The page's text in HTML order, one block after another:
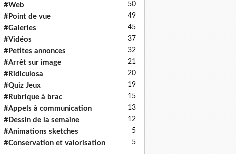
#Web 50
#Point de vue 49
#Galeries 45
#Vidéos 37
#Petites annonces 32
#Arrêt sur image 21
#Ridiculosa 20
#Quiz Jeux 19
#Rubrique à brac 15
#Appels à communication 13
#Dessin de la semaine 12
#Animations sketches 5
#Conservation et valorisation 5